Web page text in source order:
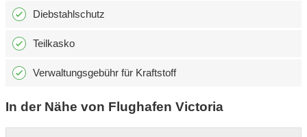
Diebstahlschutz
Teilkasko
Verwaltungsgebühr für Kraftstoff
In der Nähe von Flughafen Victoria